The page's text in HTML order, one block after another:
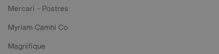
Mercari - Postres
Myriam Camhi Co
Magnifique